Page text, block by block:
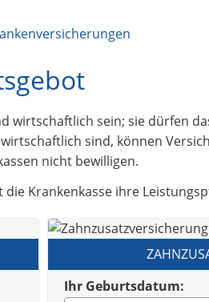
wirtschaftlich sein; sie dürfen
sind, können
nicht bewilligen.
Krankenkasse ihre
Ihr Geburtsdatum: